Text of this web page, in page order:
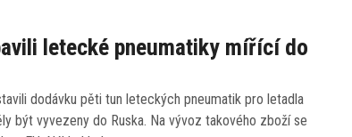
letecké pneumatiky mířící do
dodávku pěti tun leteckých pneumatik pro letadla
být vyvezeny do Ruska. Na vývoz takového zboží se